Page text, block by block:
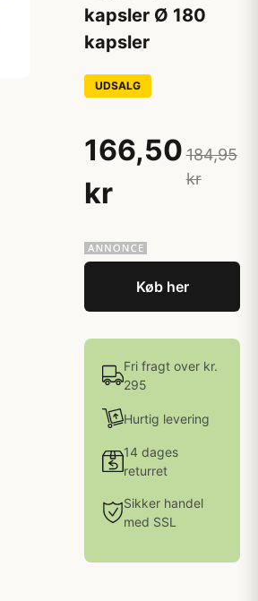
kapsler Ø 180
kapsler
UDSALG
166,50
kr
184,95
kr
Køb her
Fri fragt over kr.
295
Hurtig levering
14 dages
returret
Sikker handel
med SSL